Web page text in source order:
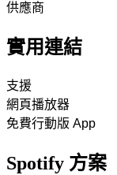
供應商
實用連結
支援
網頁播放器
免費行動版 App
Spotify 方案